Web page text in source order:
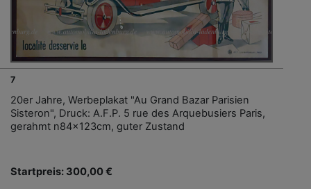
7
20er Jahre, Werbeplakat "Au Grand Bazar Parisien
Sisteron", Druck: A.F.P. 5 rue des Arquebusiers Paris,
gerahmt n84x123cm, guter Zustand
Startpreis: 300,00 €